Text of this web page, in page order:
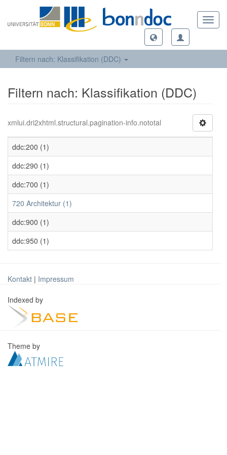
Filtern nach: Klassifikation (DDC)
Filtern nach: Klassifikation (DDC)
xmlui.dri2xhtml.structural.pagination-info.nototal
ddc:200 (1)
ddc:290 (1)
ddc:700 (1)
720 Architektur (1)
ddc:900 (1)
ddc:950 (1)
Kontakt | Impressum
Indexed by
Theme by